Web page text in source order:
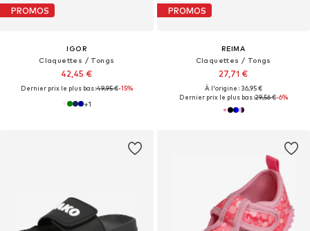
PROMOS
IGOR
Claquettes / Tongs
42,45 €
Dernier prix le plus bas :49,95 €-15%
+1
PROMOS
REIMA
Claquettes / Tongs
27,71 €
À l'origine : 36,95 €
Dernier prix le plus bas :29,56 €-6%